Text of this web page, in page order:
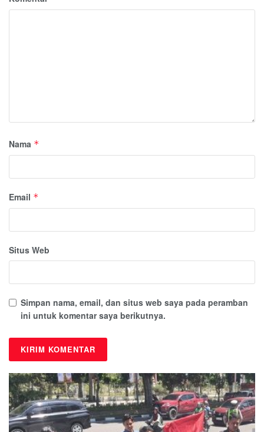
Nama *
Email *
Situs Web
Simpan nama, email, dan situs web saya pada peramban
ini untuk komentar saya berikutnya.